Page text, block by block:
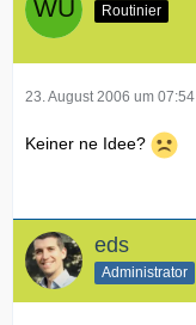
Routinier
23. August 2006 um 07:54
Keiner ne Idee?
eds
Administrator